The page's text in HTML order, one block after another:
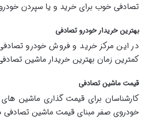
تصادفی خوب برای خرید و یا سپردن
بهترین خریدار خودرو تصادفی
در این مرکز خرید و فروش خودرو
کمترین زمان بهترین خریدار ماشین
قیمت ماشین تصادفی
کارشناسان برای قیمت گذاری ماشین
خودروی صفر مبنای قیمت ماشین تصادفی